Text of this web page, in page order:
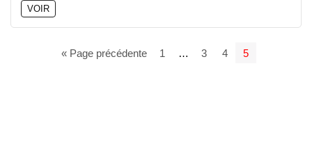
VOIR
« Page précédente 1 … 3 4 5